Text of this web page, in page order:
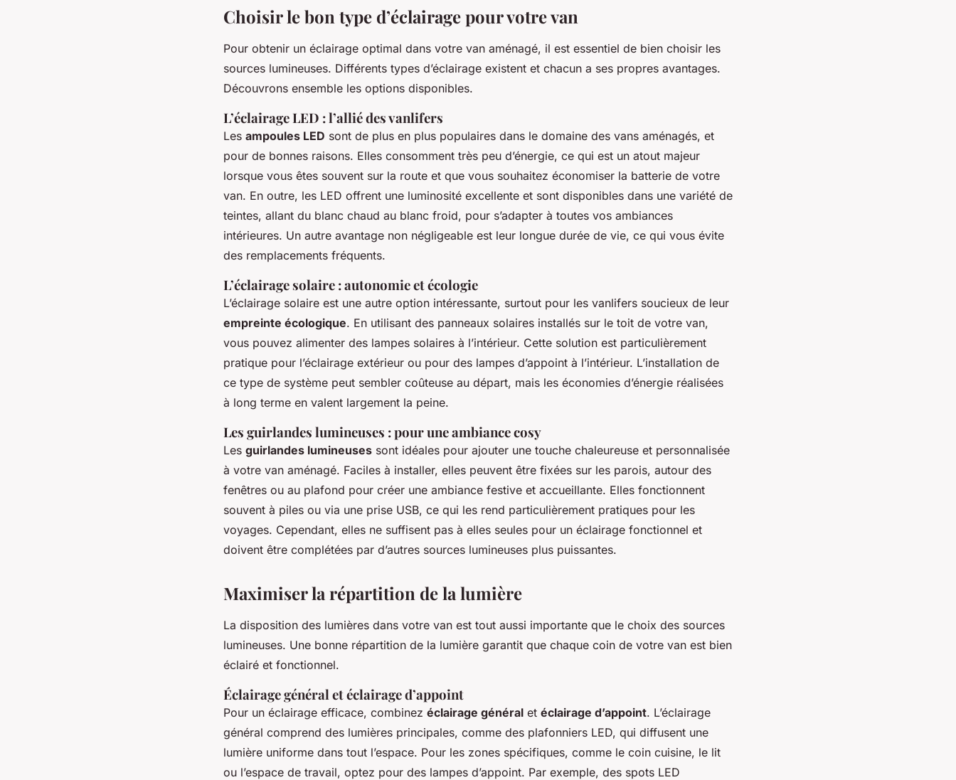
Choisir le bon type d’éclairage pour votre van
Pour obtenir un éclairage optimal dans votre van aménagé, il est essentiel de bien choisir les
sources lumineuses. Différents types d’éclairage existent et chacun a ses propres avantages.
Découvrons ensemble les options disponibles.
L’éclairage LED : l’allié des vanlifers
Les ampoules LED sont de plus en plus populaires dans le domaine des vans aménagés, et
pour de bonnes raisons. Elles consomment très peu d’énergie, ce qui est un atout majeur
lorsque vous êtes souvent sur la route et que vous souhaitez économiser la batterie de votre
van. En outre, les LED offrent une luminosité excellente et sont disponibles dans une variété de
teintes, allant du blanc chaud au blanc froid, pour s’adapter à toutes vos ambiances
intérieures. Un autre avantage non négligeable est leur longue durée de vie, ce qui vous évite
des remplacements fréquents.
L’éclairage solaire : autonomie et écologie
L’éclairage solaire est une autre option intéressante, surtout pour les vanlifers soucieux de leur
empreinte écologique. En utilisant des panneaux solaires installés sur le toit de votre van,
vous pouvez alimenter des lampes solaires à l’intérieur. Cette solution est particulièrement
pratique pour l’éclairage extérieur ou pour des lampes d’appoint à l’intérieur. L’installation de
ce type de système peut sembler coûteuse au départ, mais les économies d’énergie réalisées
à long terme en valent largement la peine.
Les guirlandes lumineuses : pour une ambiance cosy
Les guirlandes lumineuses sont idéales pour ajouter une touche chaleureuse et personnalisée
à votre van aménagé. Faciles à installer, elles peuvent être fixées sur les parois, autour des
fenêtres ou au plafond pour créer une ambiance festive et accueillante. Elles fonctionnent
souvent à piles ou via une prise USB, ce qui les rend particulièrement pratiques pour les
voyages. Cependant, elles ne suffisent pas à elles seules pour un éclairage fonctionnel et
doivent être complétées par d’autres sources lumineuses plus puissantes.
Maximiser la répartition de la lumière
La disposition des lumières dans votre van est tout aussi importante que le choix des sources
lumineuses. Une bonne répartition de la lumière garantit que chaque coin de votre van est bien
éclairé et fonctionnel.
Éclairage général et éclairage d’appoint
Pour un éclairage efficace, combinez éclairage général et éclairage d’appoint. L’éclairage
général comprend des lumières principales, comme des plafonniers LED, qui diffusent une
lumière uniforme dans tout l’espace. Pour les zones spécifiques, comme le coin cuisine, le lit
ou l’espace de travail, optez pour des lampes d’appoint. Par exemple, des spots LED